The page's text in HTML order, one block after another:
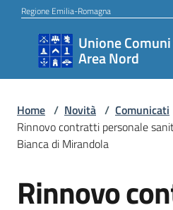
Vai al contenuto
Vai alla navigazione
Vai al footer
Regione Emilia-Romagna
Unione
Area Nord
Unione
Comuni
Area
Nord
Amministrazione
Home / Novità / Comunicati
Rinnovo contratti personale
Bianca di Mirandola
Salta al contenuto
Rinnovo